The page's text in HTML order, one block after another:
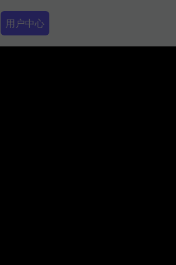
Secondary Menu
用户中心